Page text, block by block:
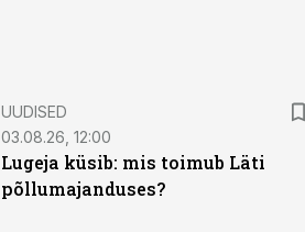
UUDISED
03.08.26, 12:00
Lugeja küsib: mis toimub Läti
põllumajanduses?